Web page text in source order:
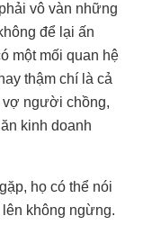
vô vàn những
để lại ấn
một mối quan hệ
thậm chí là cả
người chồng,
kinh doanh
họ có thể nói
không ngừng.